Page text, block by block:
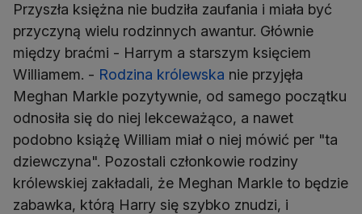
Przyszła księżna nie budziła zaufania i miała być
przyczyną wielu rodzinnych awantur. Głównie
między braćmi - Harrym a starszym księciem
Williamem. - Rodzina królewska nie przyjęła
Meghan Markle pozytywnie, od samego początku
odnosiła się do niej lekceważąco, a nawet
podobno książę William miał o niej mówić per "ta
dziewczyna". Pozostali członkowie rodziny
królewskiej zakładali, że Meghan Markle to będzie
zabawka, którą Harry się szybko znudzi, i